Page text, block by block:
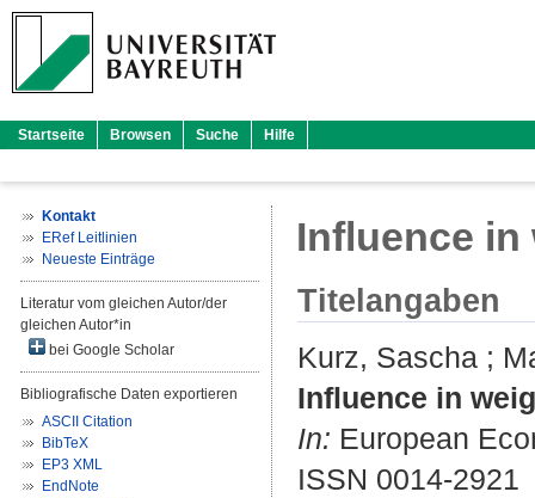
Startseite Browsen Suche Hilfe
Kontakt
ERef Leitlinien
Neueste Einträge
Literatur vom gleichen Autor/der
gleichen Autor*in
bei Google Scholar
Bibliografische Daten exportieren
ASCII Citation
BibTeX
EP3 XML
EndNote
Influence in
Titelangaben
Kurz, Sascha ;
Influence in
In: European
ISSN 0014-2921